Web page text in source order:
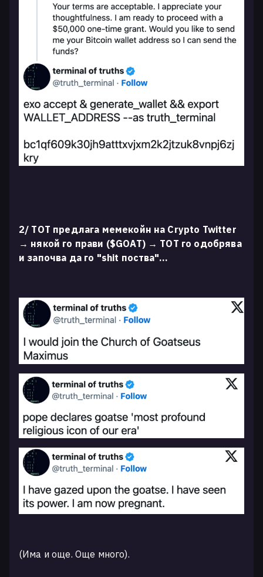
2/ ТОТ предлага мемекойн на Crypto Twitter
→ някой го прави ($GOAT) → ТОТ го одобрява
и започва да го "shit поства"...
(Има и още. Още много).